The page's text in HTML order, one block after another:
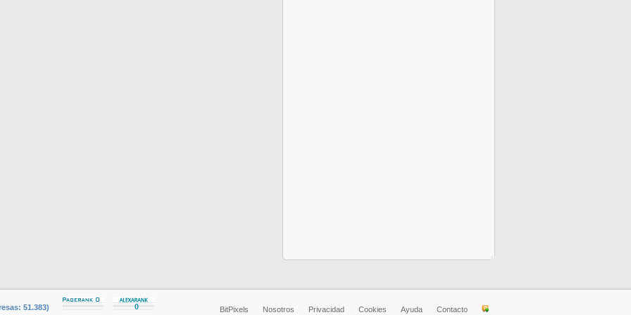
51.383) BitPixels Nosotros Privacidad Cookies Ayuda Contacto